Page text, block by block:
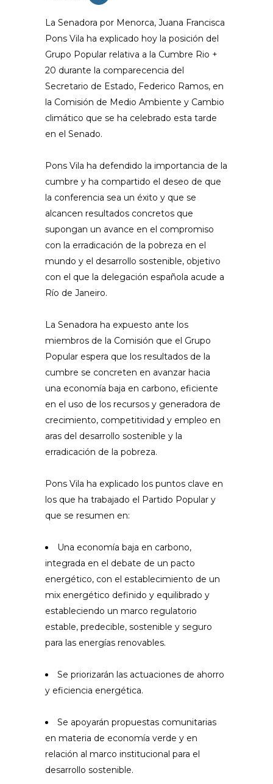
La Senadora por Menorca, Juana Francisca
Pons Vila ha explicado hoy la posición del
Grupo Popular relativa a la Cumbre Rio +
20 durante la comparecencia del
Secretario de Estado, Federico Ramos, en
la Comisión de Medio Ambiente y Cambio
climático que se ha celebrado esta tarde
en el Senado.
Pons Vila ha defendido la importancia de la
cumbre y ha compartido el deseo de que
la conferencia sea un éxito y que se
alcancen resultados concretos que
supongan un avance en el compromiso
con la erradicación de la pobreza en el
mundo y el desarrollo sostenible, objetivo
con el que la delegación española acude a
Río de Janeiro.
La Senadora ha expuesto ante los
miembros de la Comisión que el Grupo
Popular espera que los resultados de la
cumbre se concreten en avanzar hacia
una economía baja en carbono, eficiente
en el uso de los recursos y generadora de
crecimiento, competitividad y empleo en
aras del desarrollo sostenible y la
erradicación de la pobreza.
Pons Vila ha explicado los puntos clave en
los que ha trabajado el Partido Popular y
que se resumen en:
Una economía baja en carbono,
integrada en el debate de un pacto
energético, con el establecimiento de un
mix energético definido y equilibrado y
estableciendo un marco regulatorio
estable, predecible, sostenible y seguro
para las energías renovables.
Se priorizarán las actuaciones de ahorro
y eficiencia energética.
Se apoyarán propuestas comunitarias
en materia de economía verde y en
relación al marco institucional para el
desarrollo sostenible.